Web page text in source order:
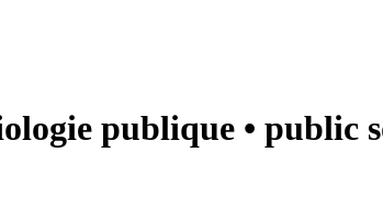
publique • public